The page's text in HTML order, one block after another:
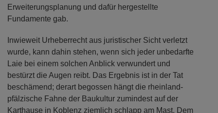
Erweiterungsplanung und dafür hergestellte
Fundamente gab.
Inwieweit Urheberrecht aus juristischer Sicht verletzt
wurde, kann dahin stehen, wenn sich jeder unbedarfte
Laie bei einem solchen Anblick verwundert und
bestürzt die Augen reibt. Das Ergebnis ist in der Tat
beschämend; derart begossen hängt die rheinland-
pfälzische Fahne der Baukultur zumindest auf der
Karthause in Koblenz ziemlich schlapp am Mast. Dem